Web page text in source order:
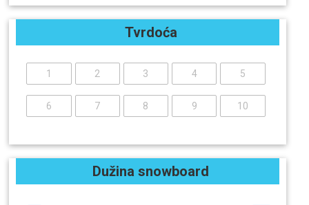
Tvrdoća
1 2 3 4 5
6 7 8 9 10
Dužina snowboard